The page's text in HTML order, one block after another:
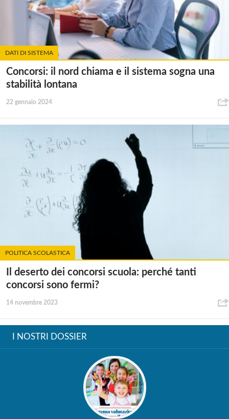
DATI DI SISTEMA
Concorsi: il nord chiama e il sistema sogna una
stabilità lontana
22 gennaio 2024
POLITICA SCOLASTICA
Il deserto dei concorsi scuola: perché tanti
concorsi sono fermi?
14 novembre 2023
I NOSTRI DOSSIER